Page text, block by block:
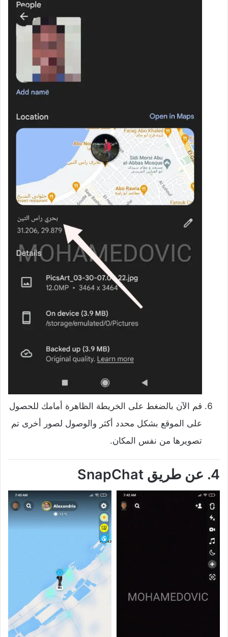
قم الآن بالضغط على الخريطة الظاهرة أمامك للحصول
على الموقع بشكل محدد أكثر والوصول لصور أخرى تم
تصويرها من نفس المكان.
4. عن طريق SnapChat